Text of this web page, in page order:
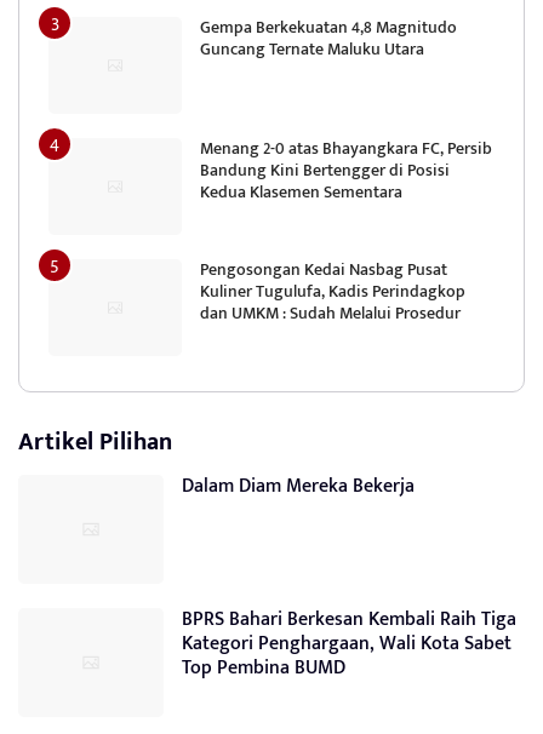
Gempa Berkekuatan 4,8 Magnitudo
Guncang Ternate Maluku Utara
Menang 2-0 atas Bhayangkara FC, Persib
Bandung Kini Bertengger di Posisi
Kedua Klasemen Sementara
Pengosongan Kedai Nasbag Pusat
Kuliner Tugulufa, Kadis Perindagkop
dan UMKM : Sudah Melalui Prosedur
Artikel Pilihan
Dalam Diam Mereka Bekerja
BPRS Bahari Berkesan Kembali Raih Tiga
Kategori Penghargaan, Wali Kota Sabet
Top Pembina BUMD